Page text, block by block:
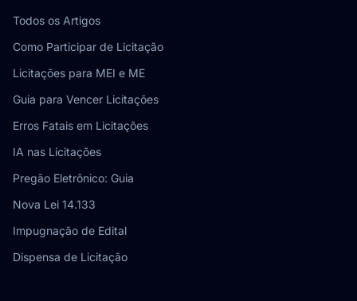
Todos os Artigos
Como Participar de Licitação
Licitações para MEI e ME
Guia para Vencer Licitações
Erros Fatais em Licitações
IA nas Licitações
Pregão Eletrônico: Guia
Nova Lei 14.133
Impugnação de Edital
Dispensa de Licitação